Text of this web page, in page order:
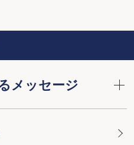
メッセージ